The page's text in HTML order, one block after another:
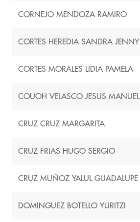
CORNEJO MENDOZA RAMIRO
CORTES HEREDIA SANDRA JENNY
CORTES MORALES LIDIA PAMELA
COUOH VELASCO JESUS MANUEL
CRUZ CRUZ MARGARITA
CRUZ FRIAS HUGO SERGIO
CRUZ MUÑOZ YALUL GUADALUPE
DOMINGUEZ BOTELLO YURITZI